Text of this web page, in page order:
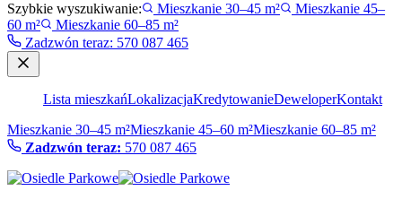
Szybkie wyszukiwanie: Mieszkanie 30–45 m²
Mieszkanie 45–
60 m²
Mieszkanie 60–85 m²
Zadzwón teraz: 570 087 465
Lista mieszkańLokalizacjaKredytowanieDeweloperKontakt
Mieszkanie 30–45 m²Mieszkanie 45–60 m²Mieszkanie 60–85 m²
Zadzwón teraz: 570 087 465